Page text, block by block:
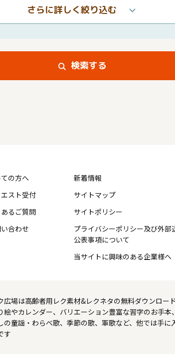
さらに詳しく絞り込む
検索する
の方へ
エスト受付
るご質問
合わせ
新着情報
サイトマップ
サイトポリシー
プライバシーポリシー及び外部
公表事項について
当サイトに興味のある企業様へ
広場は高齢者用レク素材&レクネタの無料ダウンロー
絵やカレンダー、バリエーション豊富な習字のお手本
の童謡・わらべ歌、季節の歌、軍歌など、他では手
す